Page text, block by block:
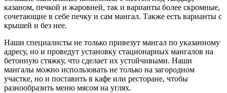
казаном, печкой и жаровней, так и варианты более скромные,
сочетающие в себе печку и сам мангал. Также есть варианты с
крышей и без нее.
Наши специалисты не только привезут мангал по указанному
адресу, но и проведут установку стационарных мангалов на
бетонную стяжку, что сделает их устойчивыми. Наши
мангалы можно использовать не только на загородном
участке, но и поставить в кафе или ресторане, чтобы
разнообразить меню мясом на углях.